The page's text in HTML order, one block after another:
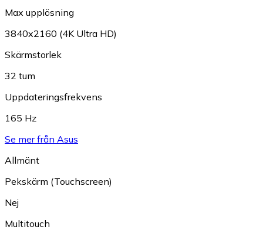
Max upplösning
3840x2160 (4K Ultra HD)
Skärmstorlek
32 tum
Uppdateringsfrekvens
165 Hz
Se mer från Asus
Allmänt
Pekskärm (Touchscreen)
Nej
Multitouch